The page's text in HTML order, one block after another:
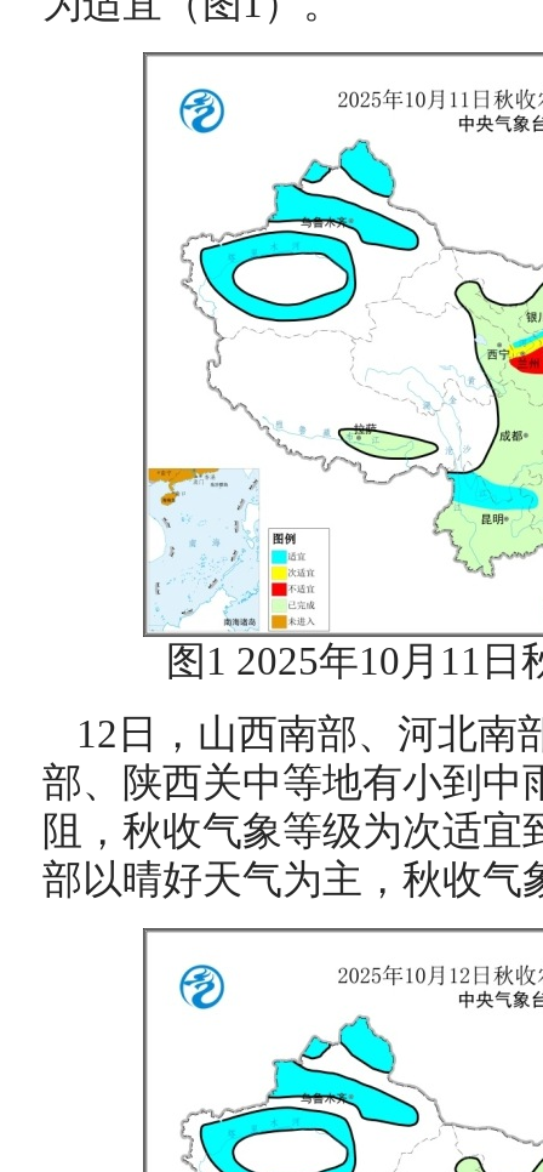
图1 2025年10月11
12日，山西南部、河北南
部、陕西关中等地有小到中
阻，秋收气象等级为次适
部以晴好天气为主，秋收气